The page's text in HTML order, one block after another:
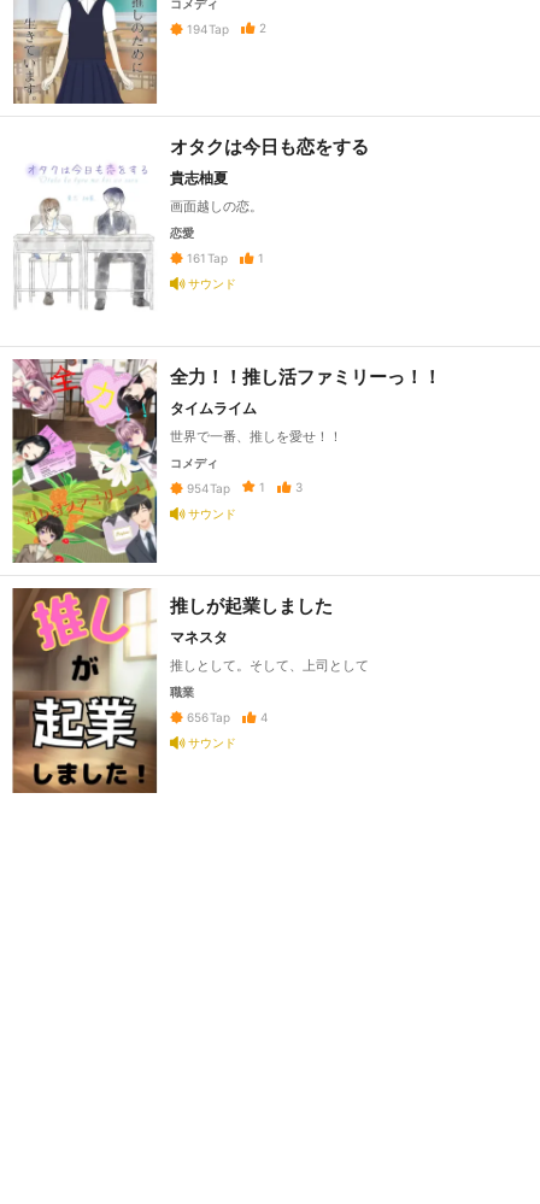
コメディ
194Tap 2
オタクは今日も恋をする
貴志柚夏
画面越しの恋。
恋愛
161 Tap
1
サウンド
全力！！推し活ファミリーっ！！
タイムライム
世界で一番、推しを愛せ！！
コメディ
954Tap 1
3
サウンド
推しが起業しました
マネスタ
推しとして。そして、上司として
職業
656Tap
4
サウンド